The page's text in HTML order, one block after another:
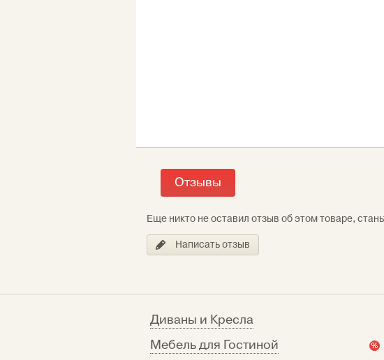
Отзывы
Еще никто не оставил отзыв об этом товаре,
Написать отзыв
Диваны и Кресла
Мебель для Гостиной